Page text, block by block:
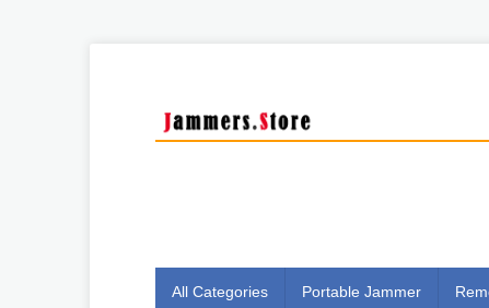
All Categories Portable Jammer